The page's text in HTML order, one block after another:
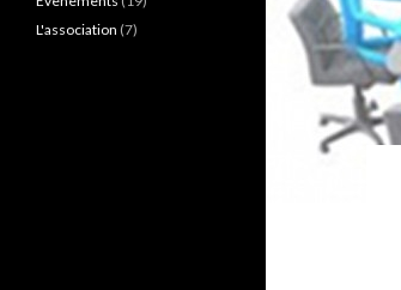
L'association (7)